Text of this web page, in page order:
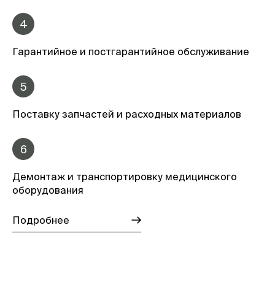
4
Гарантийное и постгарантийное обслуживание
5
Поставку запчастей и расходных материалов
6
Демонтаж и транспортировку медицинского
оборудования
Подробнее